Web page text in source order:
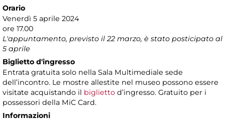
Orario
Venerdì 5 aprile 2024
ore 17.00
L'appuntamento, previsto il 22 marzo, è stato posticipato al
5 aprile
Biglietto d'ingresso
Entrata gratuita solo nella Sala Multimediale sede
dell’incontro. Le mostre allestite nel museo possono essere
visitate acquistando il biglietto d’ingresso. Gratuito per i
possessori della MiC Card.
Informazioni